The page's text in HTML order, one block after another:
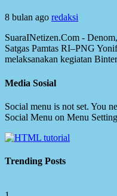
8 bulan ago redaksi
SuaraINetizen.Com -
Satgas Pamtas RI–PNG
melaksanakan kegiatan
Media Sosial
Social menu is not set. You
Social Menu on Menu
Trending Posts